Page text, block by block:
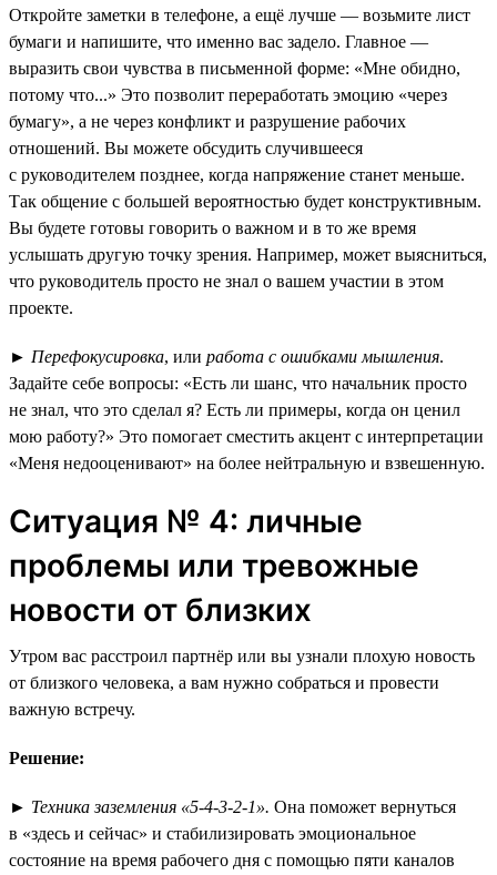
Откройте заметки в телефоне, а ещё лучше — возьмите лист
бумаги и напишите, что именно вас задело. Главное —
выразить свои чувства в письменной форме: «Мне обидно,
потому что...» Это позволит переработать эмоцию «через
бумагу», а не через конфликт и разрушение рабочих
отношений. Вы можете обсудить случившееся
с руководителем позднее, когда напряжение станет меньше.
Так общение с большей вероятностью будет конструктивным.
Вы будете готовы говорить о важном и в то же время
услышать другую точку зрения. Например, может выясниться,
что руководитель просто не знал о вашем участии в этом
проекте.
► Перефокусировка, или работа с ошибками мышления.
Задайте себе вопросы: «Есть ли шанс, что начальник просто
не знал, что это сделал я? Есть ли примеры, когда он ценил
мою работу?» Это помогает сместить акцент с интерпретации
«Меня недооценивают» на более нейтральную и взвешенную.
Ситуация № 4: личные
проблемы или тревожные
новости от близких
Утром вас расстроил партнёр или вы узнали плохую новость
от близкого человека, а вам нужно собраться и провести
важную встречу.
Решение:
► Техника заземления «5-4-3-2-1». Она поможет вернуться
в «здесь и сейчас» и стабилизировать эмоциональное
состояние на время рабочего дня с помощью пяти каналов